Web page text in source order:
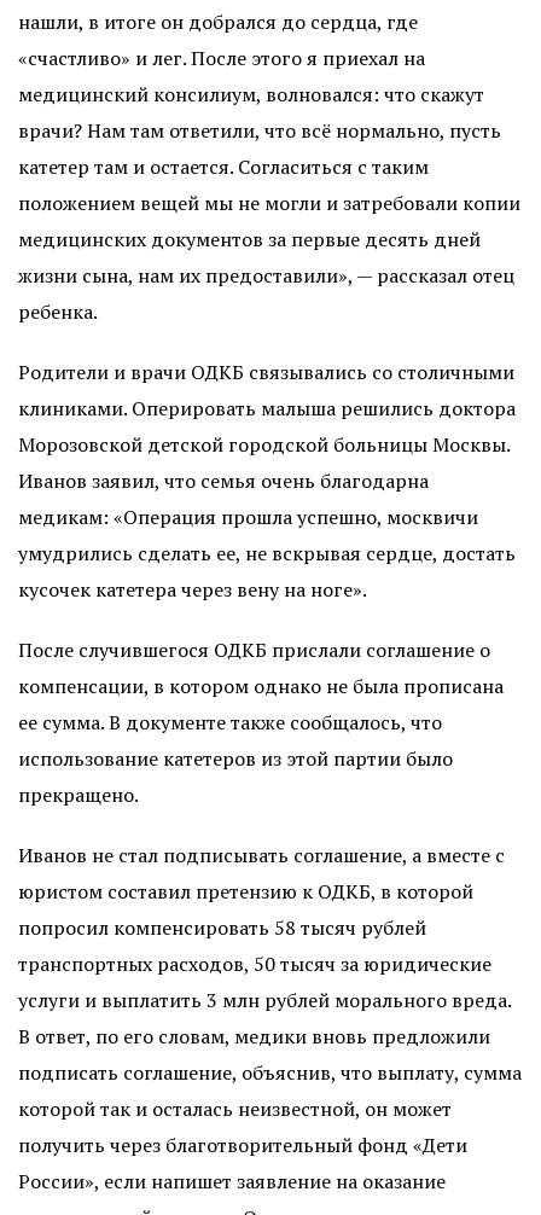
нашли, в итоге он добрался до сердца, где
«счастливо» и лег. После этого я приехал на
медицинский консилиум, волновался: что скажут
врачи? Нам там ответили, что всё нормально, пусть
катетер там и остается. Согласиться с таким
положением вещей мы не могли и затребовали копии
медицинских документов за первые десять дней
жизни сына, нам их предоставили», — рассказал отец
ребенка.
Родители и врачи ОДКБ связывались со столичными
клиниками. Оперировать малыша решились доктора
Морозовской детской городской больницы Москвы.
Иванов заявил, что семья очень благодарна
медикам: «Операция прошла успешно, москвичи
умудрились сделать ее, не вскрывая сердце, достать
кусочек катетера через вену на ноге».
После случившегося ОДКБ прислали соглашение о
компенсации, в котором однако не была прописана
ее сумма. В документе также сообщалось, что
использование катетеров из этой партии было
прекращено.
Иванов не стал подписывать соглашение, а вместе с
юристом составил претензию к ОДКБ, в которой
попросил компенсировать 58 тысяч рублей
транспортных расходов, 50 тысяч за юридические
услуги и выплатить 3 млн рублей морального вреда.
В ответ, по его словам, медики вновь предложили
подписать соглашение, объяснив, что выплату, сумма
которой так и осталась неизвестной, он может
получить через благотворительный фонд «Дети
России», если напишет заявление на оказание